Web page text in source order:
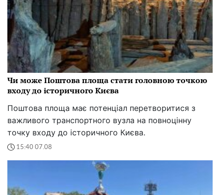
Чи може Поштова площа стати головною точкою
входу до історичного Києва
Поштова площа має потенціал перетворитися з
важливого транспортного вузла на повноцінну
точку входу до історичного Києва.
15:40 07.08